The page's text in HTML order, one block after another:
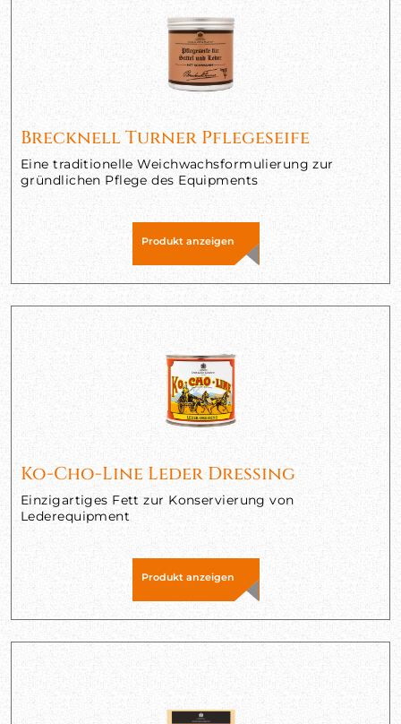
Brecknell Turner Pflegeseife
Eine traditionelle Weichwachsformulierung zur
gründlichen Pflege des Equipments
Produkt anzeigen
Ko-Cho-Line Leder Dressing
Einzigartiges Fett zur Konservierung von
Lederequipment
Produkt anzeigen